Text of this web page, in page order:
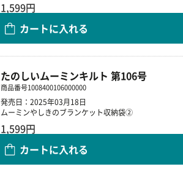
1,599円
カートに入れる
たのしいムーミンキルト 第106号
商品番号1008400106000000
発売日：2025年03月18日
ムーミンやしきのブランケット収納袋②
1,599円
カートに入れる